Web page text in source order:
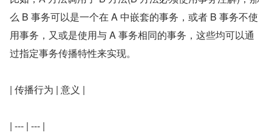
么 B 事务可以是一个在 A 中嵌套的事务，或者 B 事务不使
用事务，又或是使用与 A 事务相同的事务，这些均可以通
过指定事务传播特性来实现。
| 传播行为 | 意义 |
| --- | --- |